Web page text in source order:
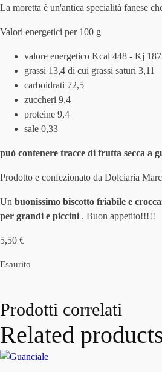
La moretta è un'antica specialità fanese
Valori energetici per 100 g
valore energetico Kcal 448 - Kj
grassi 13,4 di cui grassi saturi 3,11
carboidrati 72,5
zuccheri 9,4
proteine 9,4
sale 0,33
può contenere tracce di frutta secca a
Prodotto e confezionato da Dolciaria
Un buonissimo biscotto friabile e
per grandi e piccini . Buon appetito!!!!!
5,50 €
Esaurito
Prodotti correlati
Related